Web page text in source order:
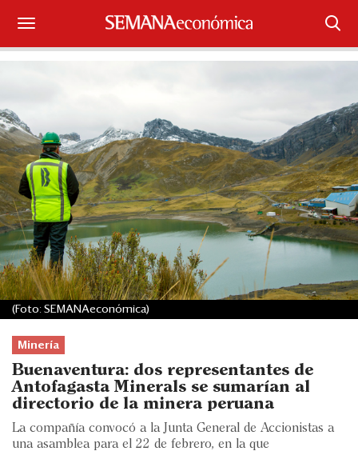
Portada
¿Qué está pasando?
Sectores y Empresas
Management
Economía y Finanzas
Legal y Política
Eventos
Blogs
Ranking CEO
Minería
Buenaventura: dos representantes de
Antofagasta Minerals se sumarían al
directorio de la minera peruana
La compañía convocó a la Junta General de Accionistas a
una asamblea para el 22 de febrero, en la que
(Foto: SEMANAeconómica)